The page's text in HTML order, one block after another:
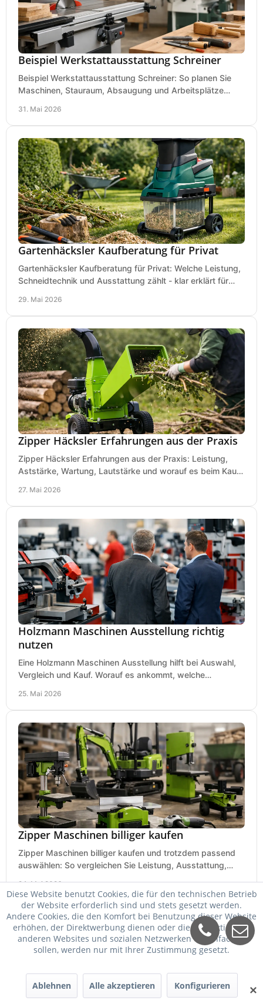
Beispiel Werkstattausstattung Schreiner
Beispiel Werkstattausstattung Schreiner: So planen Sie
Maschinen, Stauraum, Absaugung und Arbeitsplätze
31. Mai 2026
Gartenhäcksler Kaufberatung für Privat
Gartenhäcksler Kaufberatung für Privat: Welche Leistung,
Schneidtechnik und Ausstattung zählt - klar erklärt für
29. Mai 2026
Zipper Häcksler Erfahrungen aus der Praxis
Zipper Häcksler Erfahrungen aus der Praxis: Leistung,
Aststärke, Wartung, Lautstärke und worauf es beim Kauf
27. Mai 2026
Holzmann Maschinen Ausstellung richtig
nutzen
Eine Holzmann Maschinen Ausstellung hilft bei Auswahl,
Vergleich und Kauf. Worauf es ankommt, welche
25. Mai 2026
Zipper Maschinen billiger kaufen
Zipper Maschinen billiger kaufen und trotzdem passend
auswählen: So vergleichen Sie Leistung, Ausstattung,
24. Mai 2026
✕
Diese Website benutzt Cookies, die für den technischen Betrieb
der Website erforderlich sind und stets gesetzt werden.
Andere Cookies, die den Komfort bei Benutzung dieser Website
erhöhen, der Direktwerbung dienen oder die Interaktion mit
anderen Websites und sozialen Netzwerken vereinfachen
sollen, werden nur mit Ihrer Zustimmung gesetzt.
Ablehnen Alle akzeptieren Konfigurieren